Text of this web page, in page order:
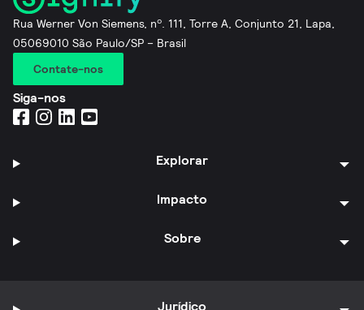
Rua Werner Von Siemens, nº. 111, Torre A, Conjunto 21, Lapa,
05069010 São Paulo/SP – Brasil
Contate-nos
Siga-nos
Explorar
Impacto
Sobre
Jurídico